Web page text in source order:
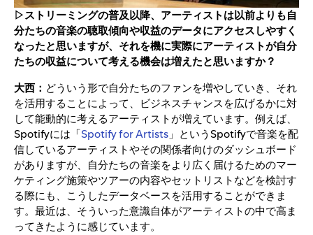
▷ストリーミングの普及以降、アーティストは以前よりも自
分たちの音楽の聴取傾向や収益のデータにアクセスしやすく
なったと思いますが、それを機に実際にアーティストが自分
たちの収益について考える機会は増えたと思いますか？
大西： どういう形で自分たちのファンを増やしていき、それ
を活用することによって、ビジネスチャンスを広げるかに対
して能動的に考えるアーティストが増えています。例えば、
Spotifyには「Spotify for Artists」というSpotifyで音楽を配
信しているアーティストやその関係者向けのダッシュボード
がありますが、自分たちの音楽をより広く届けるためのマー
ケティング施策やツアーの内容やセットリストなどを検討す
る際にも、こうしたデータベースを活用することができま
す。最近は、そういった意識自体がアーティストの中で高ま
ってきたように感じています。